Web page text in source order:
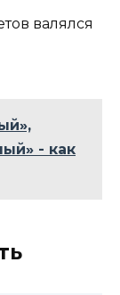
валялся
- как